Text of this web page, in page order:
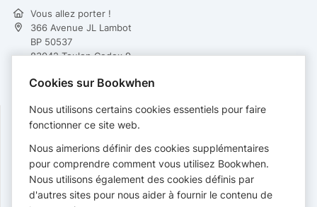
Vous allez porter !
366 Avenue JL Lambot
BP 50537
83042 Toulon Cedex 9
contact@vous-allez-porter.com
PAIEMENTS
Cartes acceptées :
Cookies sur Bookwhen
Nous utilisons certains cookies essentiels pour faire
fonctionner ce site web.
Nous aimerions définir des cookies supplémentaires
pour comprendre comment vous utilisez Bookwhen.
Nous utilisons également des cookies définis par
d'autres sites pour nous aider à fournir le contenu de